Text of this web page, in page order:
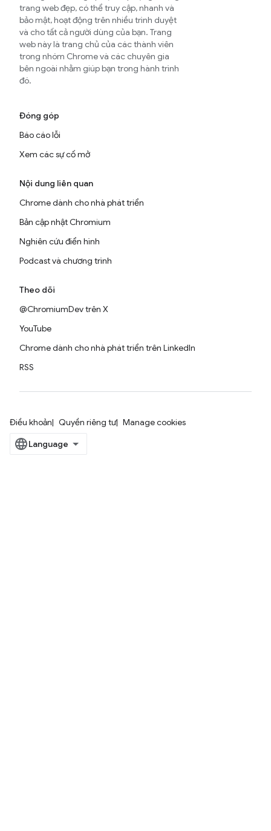
trang web đẹp, có thể truy cập, nhanh và
bảo mật, hoạt động trên nhiều trình duyệt
và cho tất cả người dùng của bạn. Trang
web này là trang chủ của các thành viên
trong nhóm Chrome và các chuyên gia
bên ngoài nhằm giúp bạn trong hành trình
đó.
Đóng góp
Báo cáo lỗi
Xem các sự cố mở
Nội dung liên quan
Chrome dành cho nhà phát triển
Bản cập nhật Chromium
Nghiên cứu điển hình
Podcast và chương trình
Theo dõi
@ChromiumDev trên X
YouTube
Chrome dành cho nhà phát triển trên LinkedIn
RSS
Điều khoản Quyền riêng tư Manage cookies